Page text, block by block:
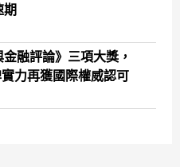
融評論》三項大獎，
力再獲國際權威認可